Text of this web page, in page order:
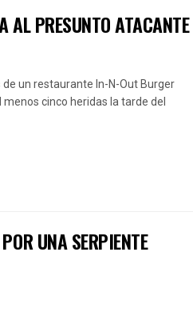
AL PRESUNTO ATACANTE
un restaurante In-N-Out Burger
cinco heridas la tarde del
UNA SERPIENTE